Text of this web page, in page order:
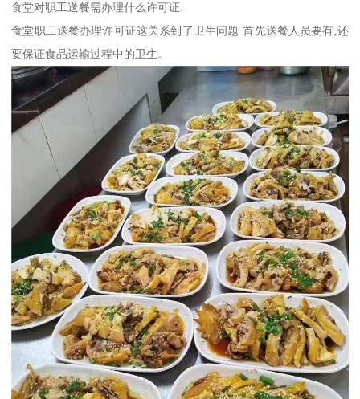
食堂对职工送餐需办理什么许可证:
食堂职工送餐办理许可证这关系到了卫生问题·首先送餐人员要有,还
要保证食品运输过程中的卫生。